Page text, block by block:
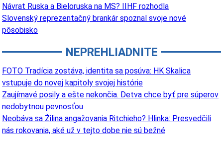
Návrat Ruska a Bieloruska na MS? IIHF rozhodla
Slovenský reprezentačný brankár spoznal svoje nové
pôsobisko
NEPREHLIADNITE
FOTO Tradícia zostáva, identita sa posúva: HK Skalica
vstupuje do novej kapitoly svojej histórie
Zaujímavé posily a ešte nekončia. Detva chce byť pre súperov
nedobytnou pevnosťou
Neobáva sa Žilina angažovania Ritchieho? Hlinka: Presvedčili
nás rokovania, aké už v tejto dobe nie sú bežné